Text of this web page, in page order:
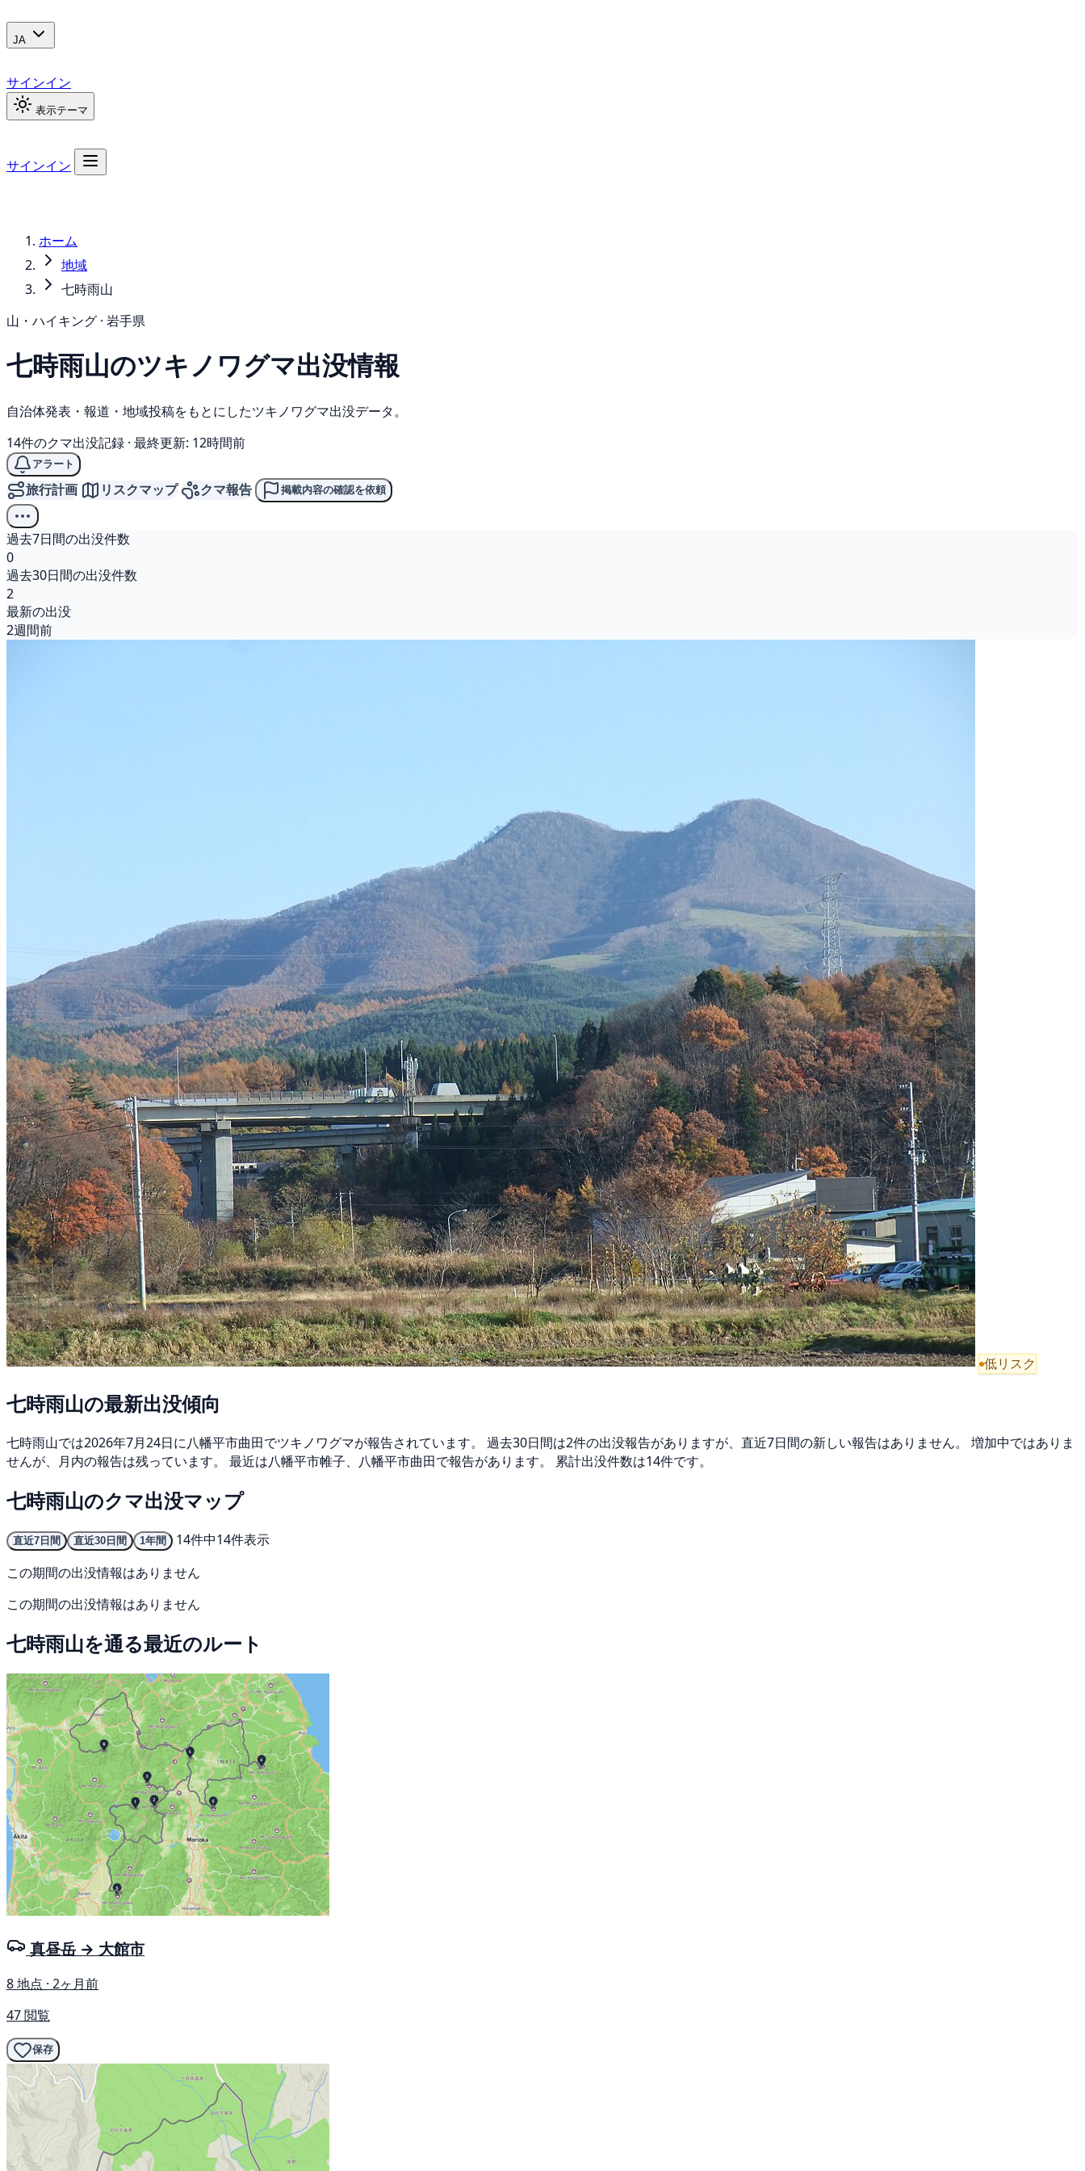
JA
サインイン
表示テーマ
サインイン
ホーム
地域
七時雨山
山・ハイキング · 岩手県
七時雨山のツキノワグマ出没情報
自治体発表・報道・地域投稿をもとにしたツキノワグマ出没データ。
14件のクマ出没記録 · 最終更新: 12時間前
アラート
旅行計画 リスクマップ クマ報告 掲載内容の確認を依頼
過去7日間の出没件数
0
過去30日間の出没件数
2
最新の出没
2週間前
低リスク
七時雨山の最新出没傾向
七時雨山では2026年7月24日に八幡平市曲田でツキノワグマが報告されています。 過去30日間は2件の出没報告がありますが、直近7日間の新しい報告はありません。 増加中ではありま
せんが、月内の報告は残っています。 最近は八幡平市帷子、八幡平市曲田で報告があります。 累計出没件数は14件です。
七時雨山のクマ出没マップ
直近7日間 直近30日間 1年間
14件中14件表示
この期間の出没情報はありません
この期間の出没情報はありません
七時雨山を通る最近のルート
真昼岳 → 大館市
8 地点 · 2ヶ月前
47 閲覧
保存